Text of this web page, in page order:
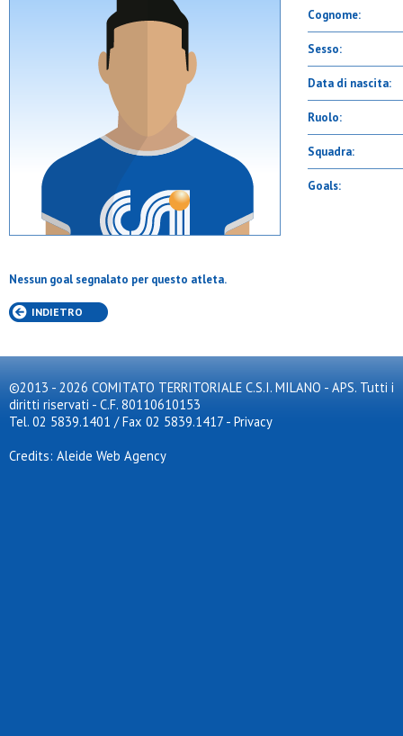
Cognome:
Sesso:
Data di nascita:
Ruolo:
Squadra:
Goals:
Nessun goal segnalato per questo atleta.
INDIETRO
©2013 - 2026 COMITATO TERRITORIALE C.S.I. MILANO - APS. Tutti i
diritti riservati - C.F. 80110610153
Tel. 02 5839.1401 / Fax 02 5839.1417 - Privacy
Credits: Aleide Web Agency